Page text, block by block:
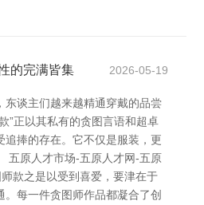
的完满皆集 2026-05-19
东谈主们越来越精通穿戴的品尝
”正以其私有的贪图言语和超卓
追捧的存在。它不仅是服装，更
五原人才市场-五原人才网-五原
款之是以受到喜爱，要津在于
每一件贪图师作品都凝合了创